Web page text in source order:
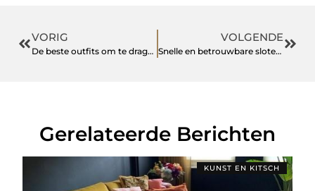
VORIG
De beste outfits om te dragen naar een voetbalwedstrijd
VOLGENDE
Snelle en betrouwbare slotenmaker amersfoort met spoedservice
Gerelateerde Berichten
KUNST EN KITSCH